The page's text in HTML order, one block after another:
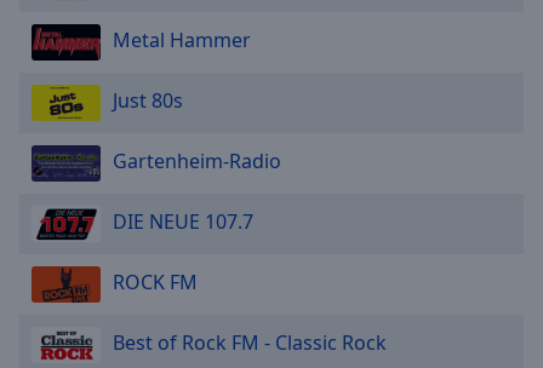
Metal Hammer
Just 80s
Gartenheim-Radio
DIE NEUE 107.7
ROCK FM
Best of Rock FM - Classic Rock